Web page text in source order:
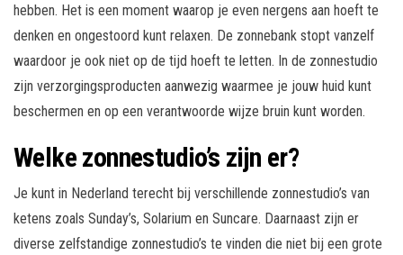
hebben. Het is een moment waarop je even nergens aan hoeft te
denken en ongestoord kunt relaxen. De zonnebank stopt vanzelf
waardoor je ook niet op de tijd hoeft te letten. In de zonnestudio
zijn verzorgingsproducten aanwezig waarmee je jouw huid kunt
beschermen en op een verantwoorde wijze bruin kunt worden.
Welke zonnestudio’s zijn er?
Je kunt in Nederland terecht bij verschillende zonnestudio’s van
ketens zoals Sunday’s, Solarium en Suncare. Daarnaast zijn er
diverse zelfstandige zonnestudio’s te vinden die niet bij een grote